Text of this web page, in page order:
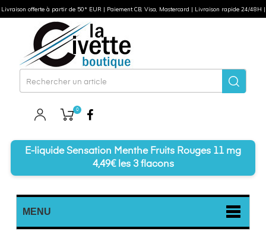
0
E-liquide Sensation Menthe Fruits Rouges 11 mg
4,49€ les 3 flacons
MENU
Livraison offerte à partir de 50* EUR | Paiement CB, Visa, Mastercard | Livraison rapide 24/48H |